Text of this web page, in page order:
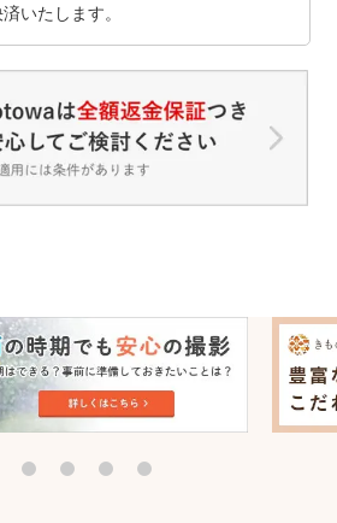
いたします。